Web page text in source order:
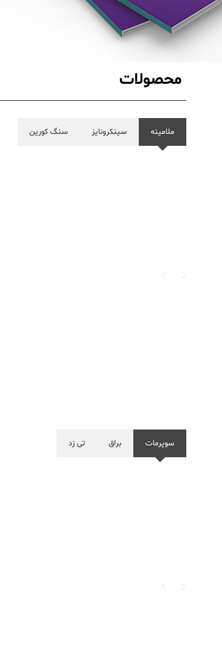
محصولات
ملامینه سینکرونایز سنگ کورین
سوپرمات براق تی زد